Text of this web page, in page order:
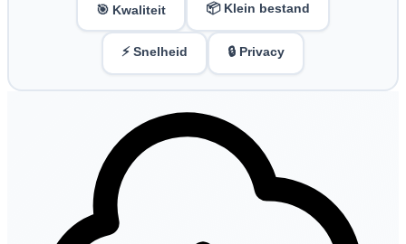
🎯 Kwaliteit 📦 Klein bestand
⚡ Snelheid 🔒 Privacy